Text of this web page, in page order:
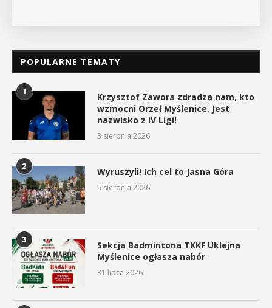
POPULARNE TEMATY
1
Krzysztof Zawora zdradza nam, kto
wzmocni Orzeł Myślenice. Jest
nazwisko z IV Ligi!
3 sierpnia 2026
2 Wyruszyli! Ich cel to Jasna Góra
5 sierpnia 2026
3
Sekcja Badmintona TKKF Uklejna
Myślenice ogłasza nabór
31 lipca 2026